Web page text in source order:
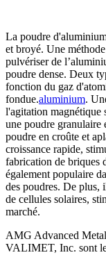
La poudre
et broyé. Une
pulvériser de
poudre dense. Deux
fonction du gaz
fondue.aluminium.
l'agitation magnétique
une poudre granulaire
poudre en croûte et
croissance rapide,
fabrication de briques
également populaire
des poudres. De plus,
de cellules solaires,
marché.
AMG Advanced
VALIMET, Inc. sont